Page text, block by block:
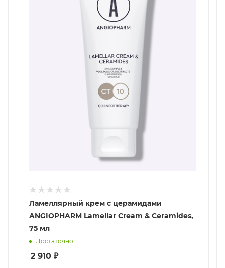
Ламеллярный крем с церамидами
ANGIOPHARM Lamellar Cream & Ceramides,
75 мл
Достаточно
2 910 ₽